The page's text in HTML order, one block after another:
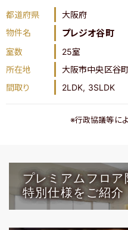
都道府県 大阪府
物件名
プレジオ谷町
室数
25室
所在地
大阪市中央区谷町
間取り
2LDK, 3SLDK
※行政協議等によ
プレミアムフロア
特別仕様をご紹介